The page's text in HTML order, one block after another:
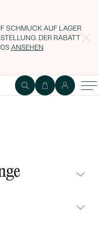
SCHMUCK AUF LAGER
DER RABATT
ANSEHEN